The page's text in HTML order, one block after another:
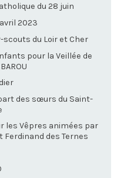
du 28 juin
2023
du Loir et Cher
pour la Veillée de
des sœurs du Saint-
les Vêpres animées par
des Ternes